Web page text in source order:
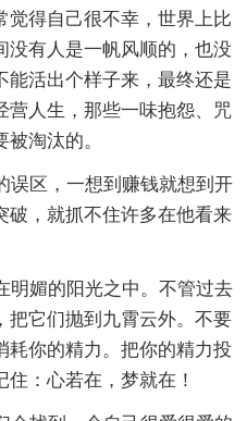
觉得自己很不幸，世界上比
没有人是一帆风顺的，也没
能活出个样子来，最终还是
营人生，那些一味抱怨、咒
淘汰的。
误区，一想到赚钱就想到开
破，就抓不住许多在他看来
明媚的阳光之中。不管过去
把它们抛到九霄云外。不要
耗你的精力。把你的精力投
：心若在，梦就在！